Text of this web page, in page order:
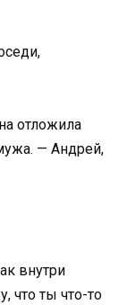
отложила
— Андрей,
внутри
что ты что-то